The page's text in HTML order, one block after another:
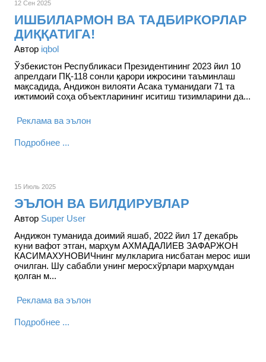
12 Сен 2025
ИШБИЛАРМОН ВА ТАДБИРКОРЛАР
ДИҚҚАТИГА!
Автор iqbol
Ўзбекистон Республикаси Президентининг 2023 йил 10
апрелдаги ПҚ-118 сонли қарори ижросини таъминлаш
мақсадида, Андижон вилояти Асака туманидаги 71 та
ижтимоий соҳа объектларининг иситиш тизимларини да...
Реклама ва эълон
Подробнее ...
15 Июль 2025
ЭЪЛОН ВА БИЛДИРУВЛАР
Автор Super User
Андижон туманида доимий яшаб, 2022 йил 17 декабрь
куни вафот этган, марҳум АХМАДАЛИЕВ ЗАФАРЖОН
КАСИМАХУНОВИЧнинг мулкларига нисбатан мерос иши
очилган. Шу сабабли унинг меросхўрлари марҳумдан
қолган м...
Реклама ва эълон
Подробнее ...